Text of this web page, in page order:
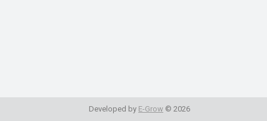
Developed by E-Grow © 2026